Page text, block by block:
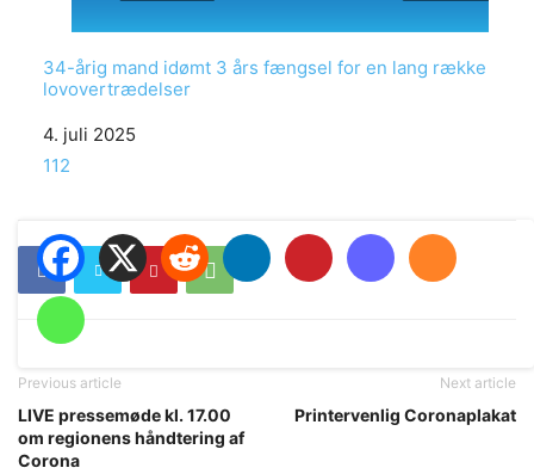
34-årig mand idømt 3 års fængsel for en lang række
lovovertrædelser
Date
4. juli 2025
In relation to
112
Previous article
LIVE pressemøde kl. 17.00
om regionens håndtering af
Corona
Next article
Printervenlig Coronaplakat